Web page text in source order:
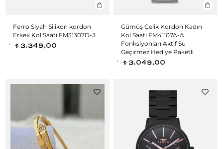
Ferro Siyah Silikon kordon
Erkek Kol Saati FM31307D-J
t 3.349,00
Gümüş Çelik Kordon Kadın
Kol Saati FM41107A-A
Fonksiyonları Aktif Su
Geçirmez Hediye Paketli
t 3.049,00